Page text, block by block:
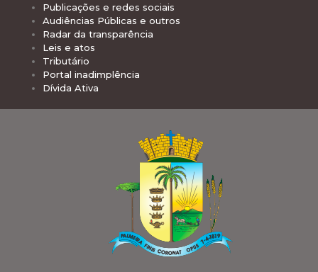
Publicações e redes sociais
Audiências Públicas e outros
Radar da transparência
Leis e atos
Tributário
Portal inadimplência
Dívida Ativa